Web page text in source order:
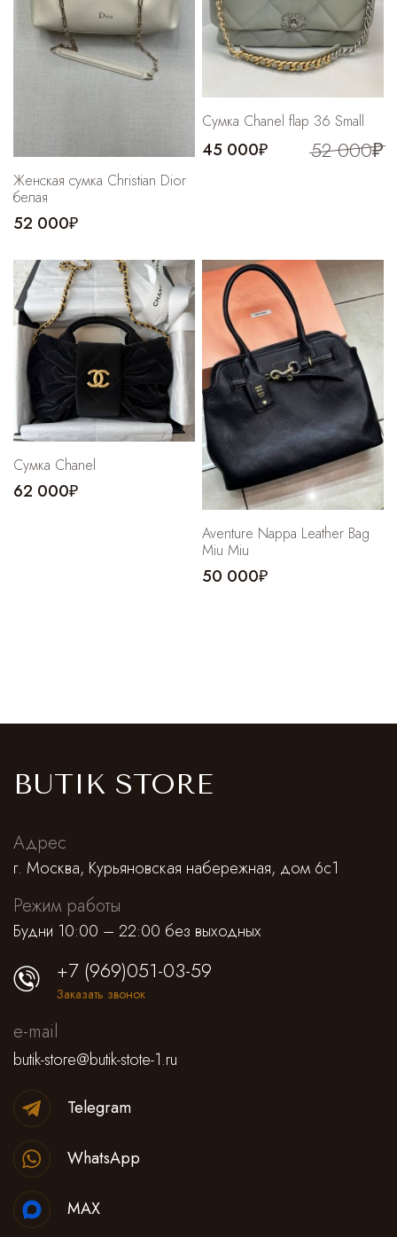
Женская сумка Christian Dior
белая
52 000₽
Сумка Chanel flap 36 Small
45 000₽ 52 000₽
Сумка Chanel
62 000₽
Aventure Nappa Leather Bag
Miu Miu
50 000₽
BUTIK STORE
Адрес
г. Москва, Курьяновская набережная, дом 6с1
Режим работы
Будни 10:00 – 22:00 без выходных
+7 (969)051-03-59
Заказать звонок
e-mail
butik-store@butik-stote-1.ru
Telegram
WhatsApp
MAX